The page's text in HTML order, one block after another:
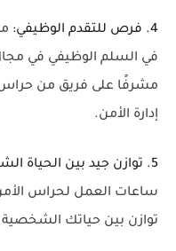
4. فرص للتقدم الوظيفي:
في السلم الوظيفي في
مشرفًا على فريق من حراس
إدارة الأمن.
5. توازن جيد بين الحياة الشخصية والعمل:
ساعات العمل لحراس
توازن بين حياتك الشخصية